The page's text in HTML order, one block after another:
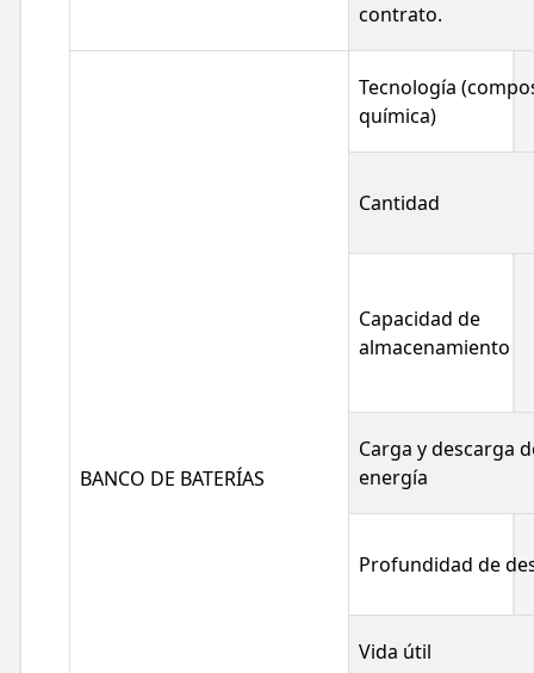
contrato.
BANCO DE BATERÍAS
Tecnología
química)
Cantidad
Capacidad de
almacenamiento
Carga y descarga
energía
Profundidad de
Vida útil